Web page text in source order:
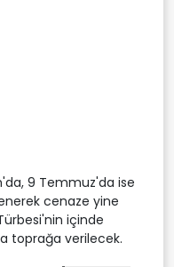
9 Temmuz'da ise
cenaze yine
içinde
toprağa verilecek.